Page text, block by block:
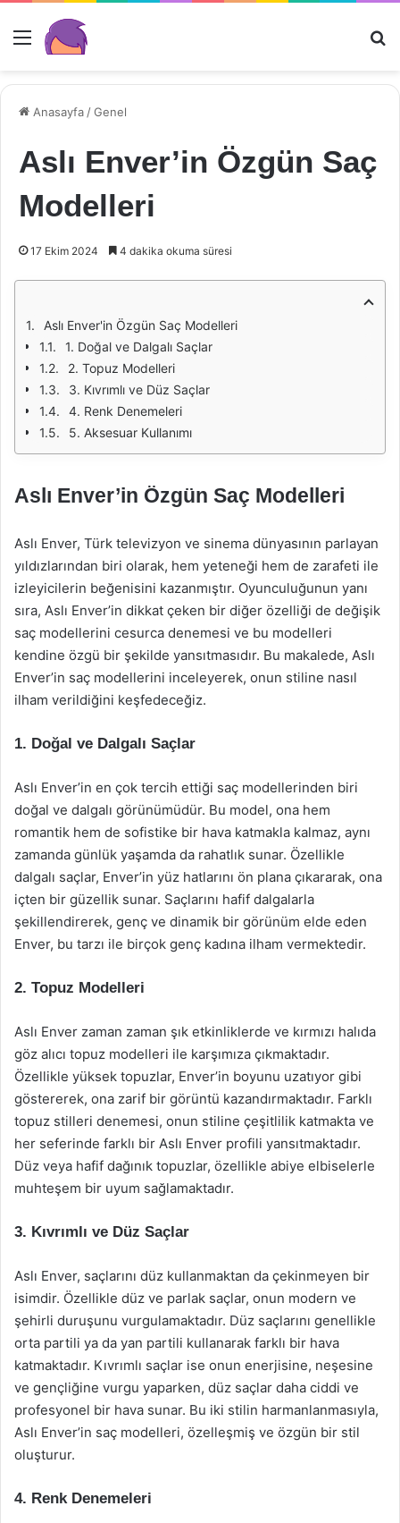
Menü
Anasayfa /Genel
Aslı Enver’in Özgün Saç
Modelleri
17 Ekim 2024 4 dakika okuma süresi
Aslı Enver'in Özgün Saç Modelleri
1. Doğal ve Dalgalı Saçlar
2. Topuz Modelleri
3. Kıvrımlı ve Düz Saçlar
4. Renk Denemeleri
5. Aksesuar Kullanımı
Aslı Enver’in Özgün Saç Modelleri
Aslı Enver, Türk televizyon ve sinema dünyasının parlayan
yıldızlarından biri olarak, hem yeteneği hem de zarafeti ile
izleyicilerin beğenisini kazanmıştır. Oyunculuğunun yanı
sıra, Aslı Enver’in dikkat çeken bir diğer özelliği de değişik
saç modellerini cesurca denemesi ve bu modelleri
kendine özgü bir şekilde yansıtmasıdır. Bu makalede, Aslı
Enver’in saç modellerini inceleyerek, onun stiline nasıl
ilham verildiğini keşfedeceğiz.
1. Doğal ve Dalgalı Saçlar
Aslı Enver’in en çok tercih ettiği saç modellerinden biri
doğal ve dalgalı görünümüdür. Bu model, ona hem
romantik hem de sofistike bir hava katmakla kalmaz, aynı
zamanda günlük yaşamda da rahatlık sunar. Özellikle
dalgalı saçlar, Enver’in yüz hatlarını ön plana çıkararak, ona
içten bir güzellik sunar. Saçlarını hafif dalgalarla
şekillendirerek, genç ve dinamik bir görünüm elde eden
Enver, bu tarzı ile birçok genç kadına ilham vermektedir.
2. Topuz Modelleri
Aslı Enver zaman zaman şık etkinliklerde ve kırmızı halıda
göz alıcı topuz modelleri ile karşımıza çıkmaktadır.
Özellikle yüksek topuzlar, Enver’in boyunu uzatıyor gibi
göstererek, ona zarif bir görüntü kazandırmaktadır. Farklı
topuz stilleri denemesi, onun stiline çeşitlilik katmakta ve
her seferinde farklı bir Aslı Enver profili yansıtmaktadır.
Düz veya hafif dağınık topuzlar, özellikle abiye elbiselerle
muhteşem bir uyum sağlamaktadır.
3. Kıvrımlı ve Düz Saçlar
Aslı Enver, saçlarını düz kullanmaktan da çekinmeyen bir
isimdir. Özellikle düz ve parlak saçlar, onun modern ve
şehirli duruşunu vurgulamaktadır. Düz saçlarını genellikle
orta partili ya da yan partili kullanarak farklı bir hava
katmaktadır. Kıvrımlı saçlar ise onun enerjisine, neşesine
ve gençliğine vurgu yaparken, düz saçlar daha ciddi ve
profesyonel bir hava sunar. Bu iki stilin harmanlanmasıyla,
Aslı Enver’in saç modelleri, özelleşmiş ve özgün bir stil
oluşturur.
4. Renk Denemeleri